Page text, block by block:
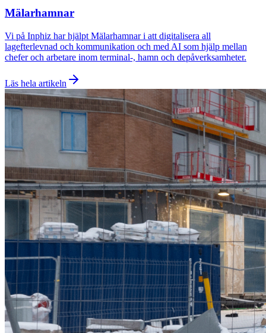
Mälarhamnar
Vi på Inphiz har hjälpt Mälarhamnar i att digitalisera all
lagefterlevnad och kommunikation och med AI som hjälp mellan
chefer och arbetare inom terminal-, hamn och depåverksamheter.
Läs hela artikeln